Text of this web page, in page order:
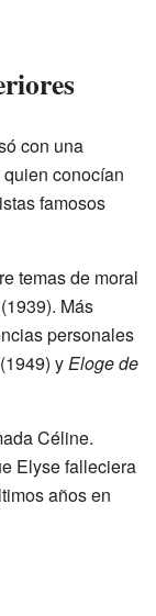
con una
conocían
famosos
temas de moral
(1939). Más
personales
(1949) yEloge de
Céline.
Elyse falleciera
años en